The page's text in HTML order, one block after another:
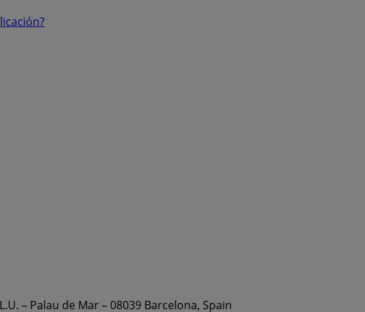
– Palau de Mar – 08039 Barcelona, Spain